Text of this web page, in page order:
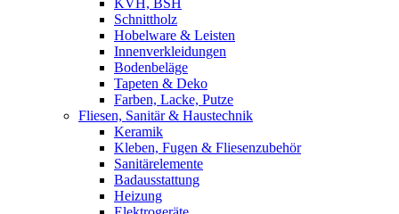
KVH, BSH
Schnittholz
Hobelware & Leisten
Innenverkleidungen
Bodenbeläge
Tapeten & Deko
Farben, Lacke, Putze
Fliesen, Sanitär & Haustechnik
Keramik
Kleben, Fugen & Fliesenzubehör
Sanitärelemente
Badausstattung
Heizung